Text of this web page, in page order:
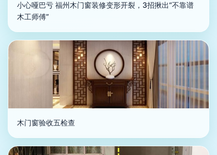
小心哑巴亏 福州木门窗装修变形开裂，3招揪出“不靠谱
木工师傅”
木门窗验收五检查